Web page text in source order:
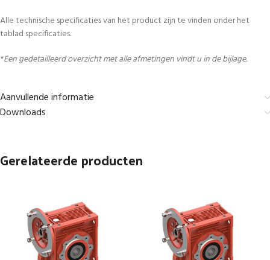
Alle technische specificaties van het product zijn te vinden onder het
tablad specificaties.
*Een gedetailleerd overzicht met alle afmetingen vindt u in de bijlage.
Aanvullende informatie
Downloads
Gerelateerde producten